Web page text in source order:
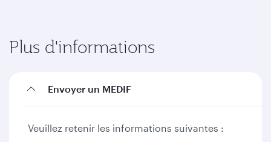
Plus d'informations
Envoyer un MEDIF
Veuillez retenir les informations suivantes :